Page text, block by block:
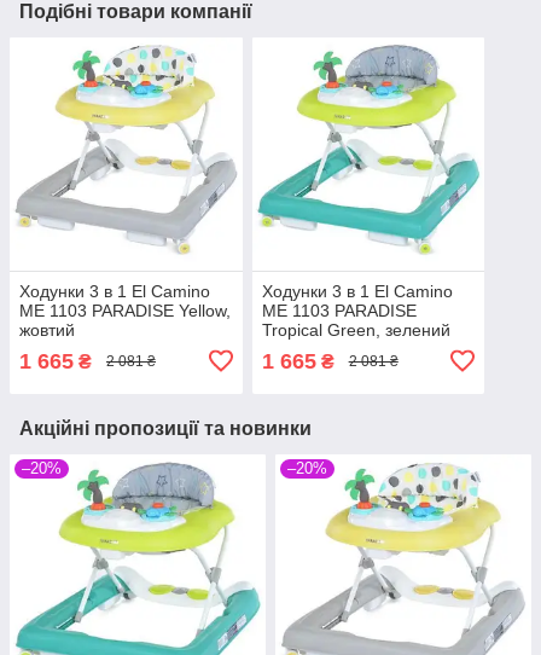
Подібні товари компанії
Ходунки 3 в 1 El Camino
ME 1103 PARADISE Yellow,
жовтий
1 665 ₴ 2 081 ₴
Ходунки 3 в 1 El Camino
ME 1103 PARADISE
Tropical Green, зелений
1 665₴ 2 081 ₴
Акційні пропозиції та новинки
–20% –20%